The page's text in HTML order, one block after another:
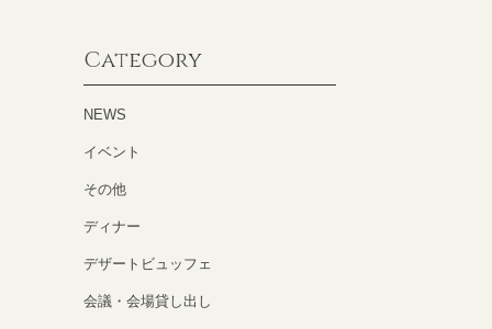
Category
NEWS
イベント
その他
ディナー
デザートビュッフェ
会議・会場貸し出し